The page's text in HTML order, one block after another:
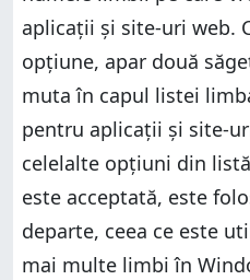
aplicații și site-uri web.
opțiune, apar două
muta în capul listei
pentru aplicații și site-
celelalte opțiuni din
este acceptată, este
departe, ceea ce este
mai multe limbi în